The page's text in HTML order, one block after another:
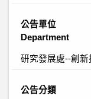
公告單位
Department
研究發展處--創新
公告分類